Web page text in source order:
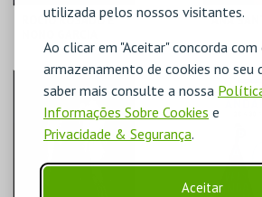
utilizada pelos nossos visitantes.
Ao clicar em "Aceitar" concorda com
armazenamento de cookies no seu
saber mais consulte a nossa
Informações Sobre Cookies e
Privacidade & Segurança.
Aceitar
ROCIO ROSADO E
C. UNESCO DE BEJA
MAIS INFO
ANA
C.